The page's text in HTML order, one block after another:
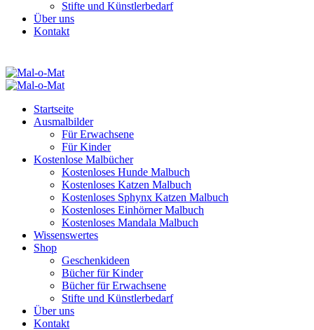
Stifte und Künstlerbedarf
Über uns
Kontakt
Startseite
Ausmalbilder
Für Erwachsene
Für Kinder
Kostenlose Malbücher
Kostenloses Hunde Malbuch
Kostenloses Katzen Malbuch
Kostenloses Sphynx Katzen Malbuch
Kostenloses Einhörner Malbuch
Kostenloses Mandala Malbuch
Wissenswertes
Shop
Geschenkideen
Bücher für Kinder
Bücher für Erwachsene
Stifte und Künstlerbedarf
Über uns
Kontakt